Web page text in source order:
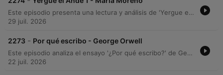
Este episodio presenta una lectura y análisis de 'Yergue el Ande' de María Moreno, obra que relata un viaje mochilero por los Andes junto a su pareja. A través de memorias autobiográficas, se exploran las tensiones de pareja, la convivencia en campamentos y encuentros significativos en Chile. La narración profundiza en las vivencias de viaje, desde la hospitalidad en parroquias hasta incidentes cotidianos que sirven como metáforas de la relación. El episodio concluye con una reflexión sobre la fascinación por los intelectuales viajeros y una invitación a la comunidad para apoyar el proyecto.
29 juil. 2026
2273 - Por qué escribo - George Orwell
Este episodio analiza el ensayo '¿Por qué escribo?' de George Orwell, explorando su contexto editorial desde 1946 y sus memorias sobre la formación de su vocación literaria. A través de un recorrido por los cuatro motivos que impulsan la escritura, se examina la intersección entre el compromiso político del autor y su búsqueda de la excelencia estética. El análisis profundiza en cómo Orwell intenta transformar la escritura política en un arte, abordando la inevitabilidad del sesgo ideológico y la importancia de la claridad en la prosa. El episodio concluye con detalles sobre la edición del texto y los créditos de producción.
22 juil. 2026